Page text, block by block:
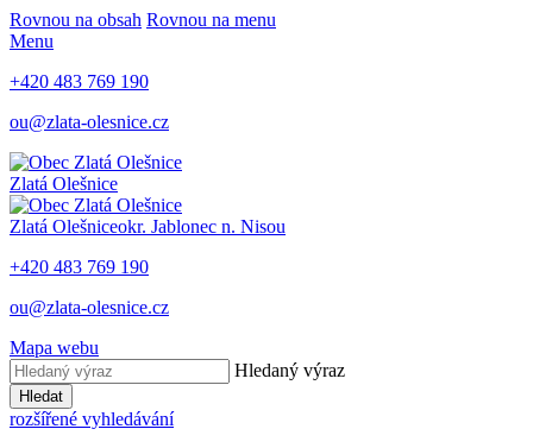
Rovnou na obsah Rovnou na menu
Menu
+420 483 769 190
ou@zlata-olesnice.cz
Zlatá Olešnice
Zlatá Olešniceokr. Jablonec n. Nisou
+420 483 769 190
ou@zlata-olesnice.cz
Mapa webu
Hledaný výraz
Hledat
rozšířené vyhledávání